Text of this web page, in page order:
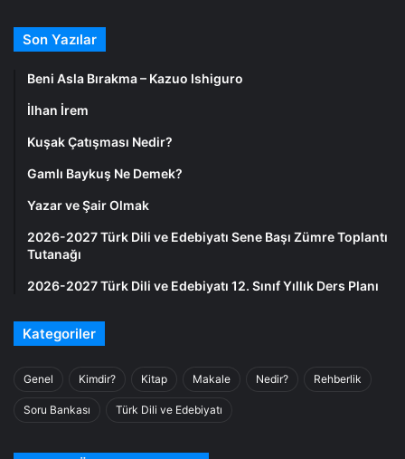
Son Yazılar
Beni Asla Bırakma – Kazuo Ishiguro
İlhan İrem
Kuşak Çatışması Nedir?
Gamlı Baykuş Ne Demek?
Yazar ve Şair Olmak
2026-2027 Türk Dili ve Edebiyatı Sene Başı Zümre Toplantı
Tutanağı
2026-2027 Türk Dili ve Edebiyatı 12. Sınıf Yıllık Ders Planı
Kategoriler
Genel Kimdir? Kitap Makale Nedir? Rehberlik
Soru Bankası Türk Dili ve Edebiyatı